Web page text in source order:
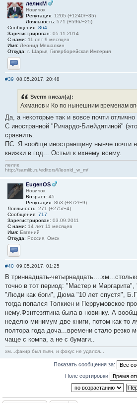
леликМ
Новичок
Репутация: 1205 (+1240/−35)
Лояльность: 571 (+596/−25)
Сообщения: 864
Зарегистрирован: 05.11.2014
С нами: 11 лет 9 месяцев
Имя: Леонид Мешалкин
Откуда: г. Шарья, Гиперборейская Империя
Отправить личное сообщение
#39 08.05.2017, 20:48
Sverm писал(а):
Ахманов и Ко по нынешним временам
Да, а некоторые так и вовсе почти отлично
С иностранной "Ричардо-Блейдятиной"
сравнить.
ПС. Я вообще иностранщину нынче почти
книжки в год... Остыл к ихнему всему.
лелик
http://samlib.ru/editors/l/leonid_w_m/
EugenOS
Новичок
Возраст: 45
Репутация: 863 (+872/−9)
Лояльность: 271 (+275/−4)
Сообщения: 717
Зарегистрирован: 03.09.2011
С нами: 14 лет 11 месяцев
Имя: Евгений
Откуда: Россия, Омск
Отправить личное сообщение
#40 09.05.2017, 01:25
В триннадцать-
точно в тот период: "Мастер и Маргарита",
"Люди как боги", Дюма "10 лет спустя",
тогда попался Толкиен и Перрумовское
нему.Фэнтезятина была в новинку. А
неделю минимум две книги, потом как-
полтора года доча...времени стало резко
чаще с компа, а не с бумаги..
хм...факир был пьян, и фокус не удался...
Показать сообщения за:
Поле сортировки